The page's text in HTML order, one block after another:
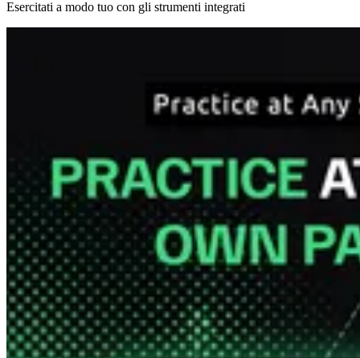
Esercitati a modo tuo con gli strumenti integrati